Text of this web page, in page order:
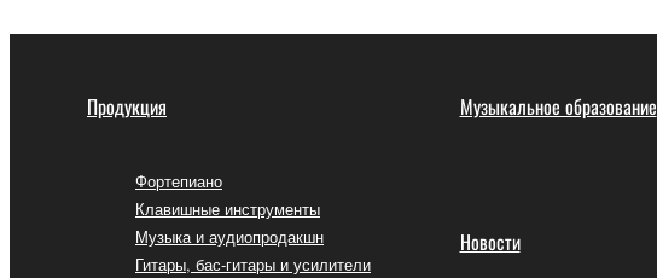
Продукция
Фортепиано
Клавишные инструменты
Музыка и аудиопродакшн
Гитары, бас-гитары и усилители
Музыкальное образование
Новости